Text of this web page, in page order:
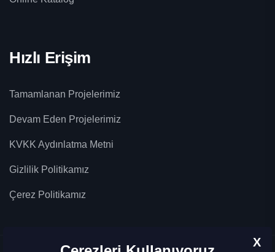
X
Hızlı Erişim
Tamamlanan Projelerimiz
Devam Eden Projelerimiz
KVKK Aydınlatma Metni
Gizlilik Politikamız
Çerez Politikamız